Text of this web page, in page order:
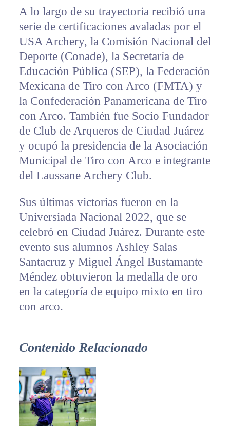
A lo largo de su trayectoria recibió una
serie de certificaciones avaladas por el
USA Archery, la Comisión Nacional del
Deporte (Conade), la Secretaría de
Educación Pública (SEP), la Federación
Mexicana de Tiro con Arco (FMTA) y
la Confederación Panamericana de Tiro
con Arco. También fue Socio Fundador
de Club de Arqueros de Ciudad Juárez
y ocupó la presidencia de la Asociación
Municipal de Tiro con Arco e integrante
del Laussane Archery Club.
Sus últimas victorias fueron en la
Universiada Nacional 2022, que se
celebró en Ciudad Juárez. Durante este
evento sus alumnos Ashley Salas
Santacruz y Miguel Ángel Bustamante
Méndez obtuvieron la medalla de oro
en la categoría de equipo mixto en tiro
con arco.
Contenido Relacionado